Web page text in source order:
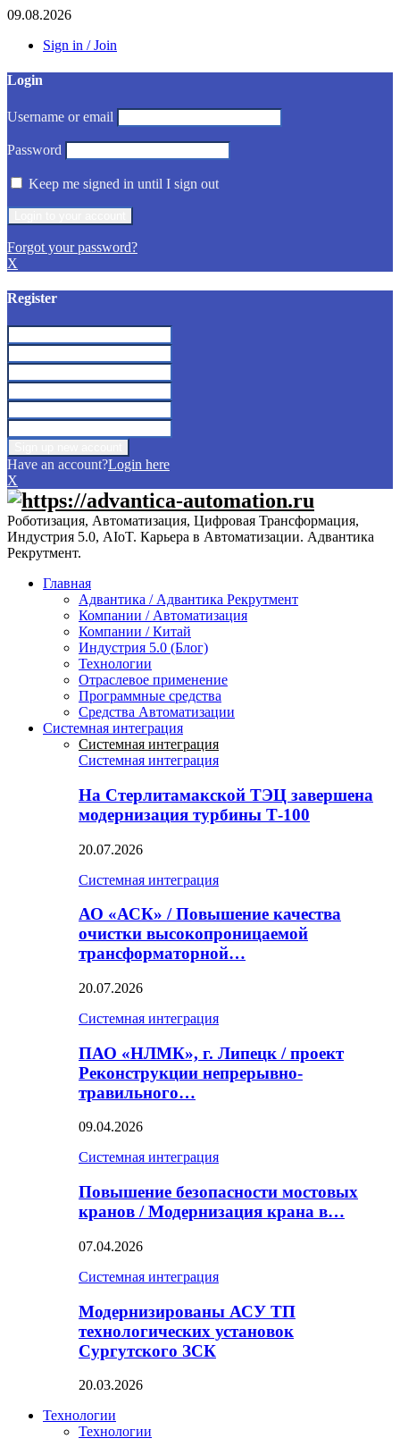
09.08.2026
Sign in / Join
Login
Username or email
Password
Keep me signed in until I sign out
Forgot your password?
X
Register
Have an account?Login here
X
Роботизация, Автоматизация, Цифровая Трансформация,
Индустрия 5.0, AIoT. Карьера в Автоматизации. Адвантика
Рекрутмент.
Главная
Адвантика / Адвантика Рекрутмент
Компании / Автоматизация
Компании / Китай
Индустрия 5.0 (Блог)
Технологии
Отраслевое применение
Программные средства
Средства Автоматизации
Системная интеграция
Системная интеграция
Системная интеграция
На Стерлитамакской ТЭЦ завершена
модернизация турбины Т-100
20.07.2026
Системная интеграция
АО «АСК» / Повышение качества
очистки высокопроницаемой
трансформаторной…
20.07.2026
Системная интеграция
ПАО «НЛМК», г. Липецк / проект
Реконструкции непрерывно-
травильного…
09.04.2026
Системная интеграция
Повышение безопасности мостовых
кранов / Модернизация крана в…
07.04.2026
Системная интеграция
Модернизированы АСУ ТП
технологических установок
Сургутского ЗСК
20.03.2026
Технологии
Технологии